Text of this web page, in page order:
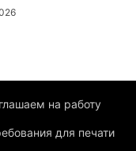
на работу
для печати